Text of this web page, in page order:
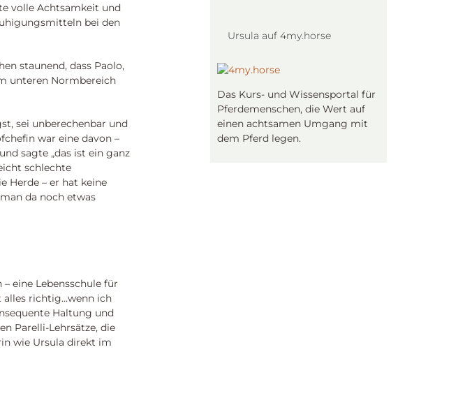
volle Achtsamkeit und
bei den
staunend, dass Paolo,
unteren Normbereich
sei unberechenbar und
war eine davon –
sagte „das ist ein ganz
schlechte
Herde – er hat keine
da noch etwas
eine Lebensschule für
alles richtig…wenn ich
Haltung und
Parelli-Lehrsätze, die
wie Ursula direkt im
Ursula auf 4my.horse
Das Kurs- und Wissensportal für
Pferdemenschen, die Wert auf
einen achtsamen Umgang mit
dem Pferd legen.